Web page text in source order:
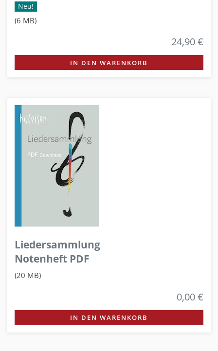
Neu!
(6 MB)
24,90 €
IN DEN WARENKORB
Liedersammlung
Notenheft PDF
(20 MB)
0,00 €
IN DEN WARENKORB